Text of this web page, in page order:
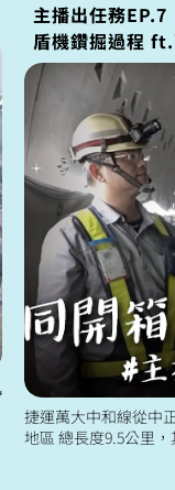
主播出任務EP.7
盾機鑽掘過程
捷運萬大中和線從中
地區 總長度9.5公里